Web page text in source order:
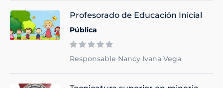
Profesorado de Educación Inicial
Pública
Responsable Nancy Ivana Vega